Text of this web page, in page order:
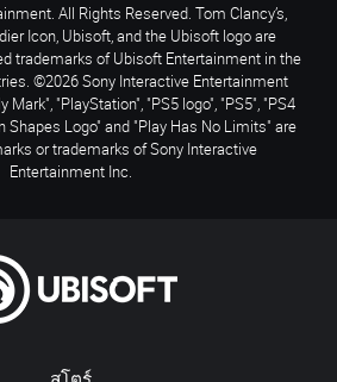
All Rights Reserved. Tom Clancy’s,
Icon, Ubisoft, and the Ubisoft logo are
trademarks of Ubisoft Entertainment in the
©2026 Sony Interactive Entertainment
Mark", "PlayStation", "PS5 logo", "PS5", "PS4
Shapes Logo" and "Play Has No Limits" are
or trademarks of Sony Interactive
Entertainment Inc.